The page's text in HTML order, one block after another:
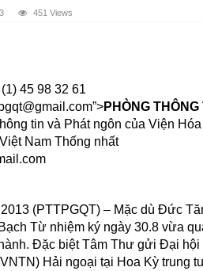
451 Views
45 98 32 61
PHÒNG THÔNG
tin và Phát ngôn của Viện
Nam Thống nhất
(PTTPGQT) – Mặc dù Đức
Từ nhiệm ký ngày 30.8 vừa
Đặc biệt Tâm Thư gửi Đại
Hải ngoại tại Hoa Kỳ trung